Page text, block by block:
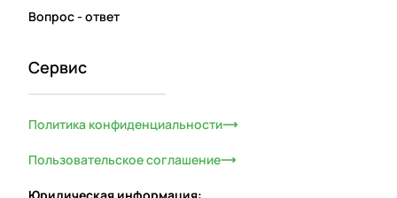
Вопрос - ответ
Сервис
Политика конфиденциальности
Пользовательское соглашение